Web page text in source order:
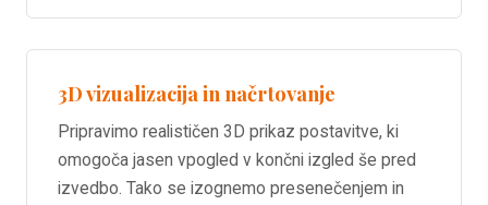
3D vizualizacija in načrtovanje
Pripravimo realističen 3D prikaz postavitve, ki
omogoča jasen vpogled v končni izgled še pred
izvedbo. Tako se izognemo presenečenjem in